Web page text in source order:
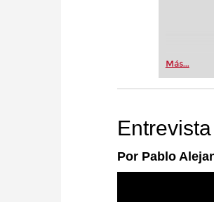
Más...
Por Pablo